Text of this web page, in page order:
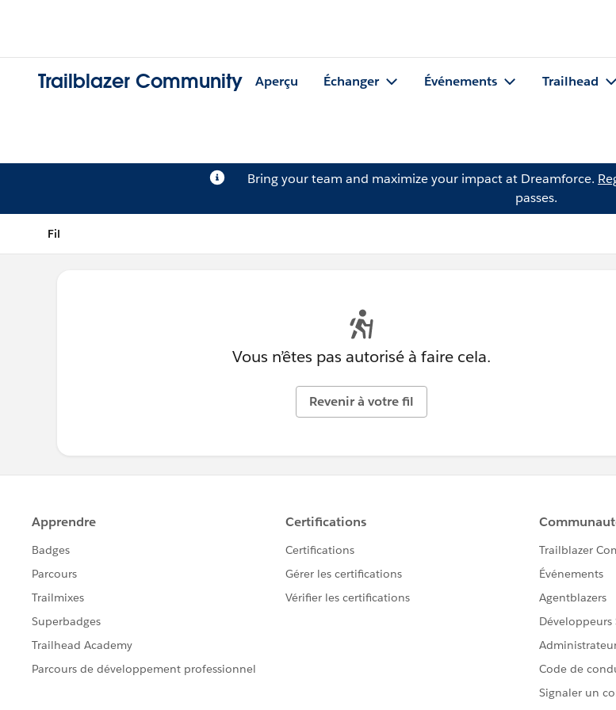
Trailblazer Community Aperçu Échanger Événements Trailhead
Bring your team and maximize your impact at Dreamforce.
passes.
Fil
Vous n’êtes pas autorisé à faire cela.
Revenir à votre fil